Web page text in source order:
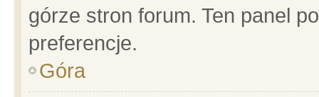
górze stron forum. Ten panel
preferencje.
Góra